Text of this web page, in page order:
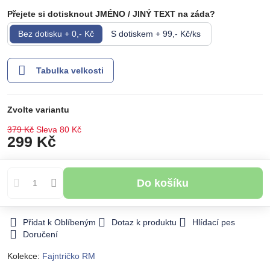
Přejete si dotisknout JMÉNO / JINÝ TEXT na záda?
Bez dotisku + 0,- Kč S dotiskem + 99,- Kč/ks
Tabulka velkosti
Zvolte variantu
379 Kč Sleva 80 Kč
299 Kč
Do košíku
Přidat k Oblíbeným Dotaz k produktu
Hlídací pes
Doručení
Kolekce: Fajntričko RM